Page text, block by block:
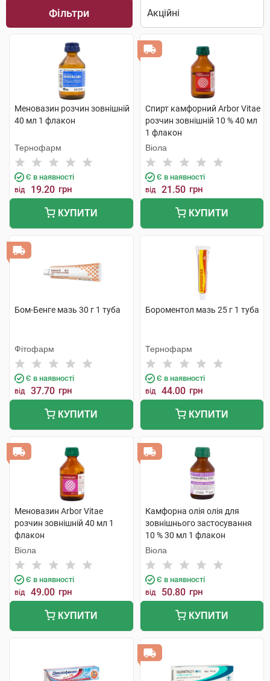
Фільтри
Меновазин розчин зовнішній
40 мл 1 флакон
Тернофарм
Є в наявності
від 19.20 грн
КУПИТИ
Спирт камфорний Arbor Vitae
розчин зовнішній 10 % 40 мл
1 флакон
Віола
Є в наявності
від 21.50 грн
КУПИТИ
Бом-Бенге мазь 30 г 1 туба
Фітофарм
Є в наявності
від 37.70 грн
КУПИТИ
Бороментол мазь 25 г 1 туба
Тернофарм
Є в наявності
від 44.00 грн
КУПИТИ
Меновазин Arbor Vitae
розчин зовнішній 40 мл 1
флакон
Віола
Є в наявності
від 49.00 грн
КУПИТИ
Камфорна олія олія для
зовнішнього застосування
10 % 30 мл 1 флакон
Віола
Є в наявності
від 50.80 грн
КУПИТИ